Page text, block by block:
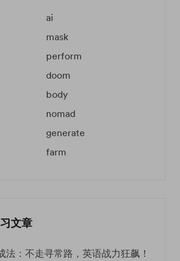
ai
mask
perform
doom
body
nomad
generate
farm
文章
法：不走寻常路，英语战力狂飙！